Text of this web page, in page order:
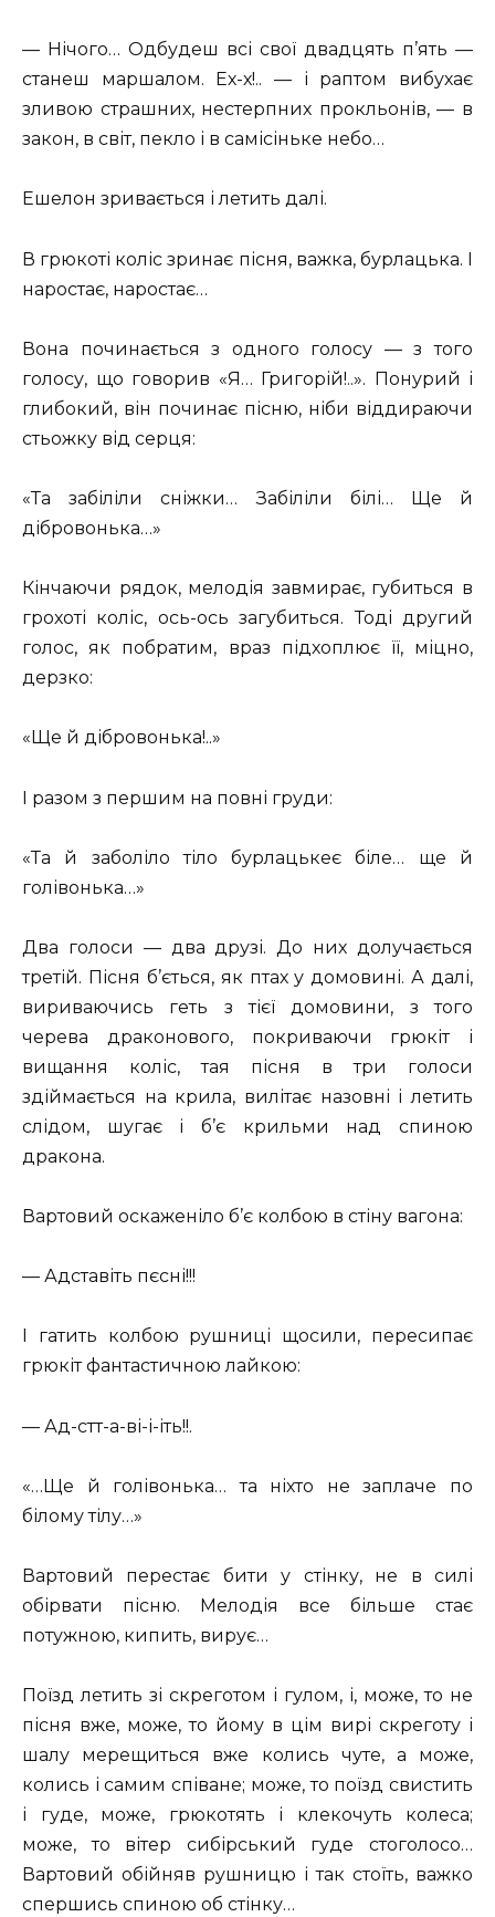
— Нічого… Одбудеш всі свої двадцять п’ять —
станеш маршалом. Ех-х!.. — і раптом вибухає
зливою страшних, нестерпних прокльонів, — в
закон, в світ, пекло і в самісіньке небо…
Ешелон зривається і летить далі.
В грюкоті коліс зринає пісня, важка, бурлацька. І
наростає, наростає…
Вона починається з одного голосу — з того
голосу, що говорив «Я… Григорій!..». Понурий і
глибокий, він починає пісню, ніби віддираючи
стьожку від серця:
«Та забіліли сніжки… Забіліли білі… Ще й
дібровонька…»
Кінчаючи рядок, мелодія завмирає, губиться в
грохоті коліс, ось-ось загубиться. Тоді другий
голос, як побратим, враз підхоплює її, міцно,
дерзко:
«Ще й дібровонька!..»
І разом з першим на повні груди:
«Та й заболіло тіло бурлацькеє біле… ще й
голівонька…»
Два голоси — два друзі. До них долучається
третій. Пісня б’ється, як птах у домовині. А далі,
вириваючись геть з тієї домовини, з того
черева драконового, покриваючи грюкіт і
вищання коліс, тая пісня в три голоси
здіймається на крила, вилітає назовні і летить
слідом, шугає і б’є крильми над спиною
дракона.
Вартовий оскаженіло б’є колбою в стіну вагона:
— Адставіть пєсні!!!
І гатить колбою рушниці щосили, пересипає
грюкіт фантастичною лайкою:
— Ад-стт-а-ві-і-іть!!.
«…Ще й голівонька… та ніхто не заплаче по
білому тілу…»
Вартовий перестає бити у стінку, не в силі
обірвати пісню. Мелодія все більше стає
потужною, кипить, вирує…
Поїзд летить зі скреготом і гулом, і, може, то не
пісня вже, може, то йому в цім вирі скреготу і
шалу мерещиться вже колись чуте, а може,
колись і самим співане; може, то поїзд свистить
і гуде, може, грюкотять і клекочуть колеса;
може, то вітер сибірський гуде стоголосо…
Вартовий обійняв рушницю і так стоїть, важко
спершись спиною об стінку…